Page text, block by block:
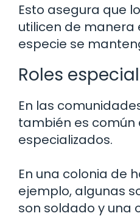
Esto asegura que
utilicen de manera
especie se
Roles
En las
también es común
especializados.
En una colonia de
ejemplo, algunas
son soldado y una